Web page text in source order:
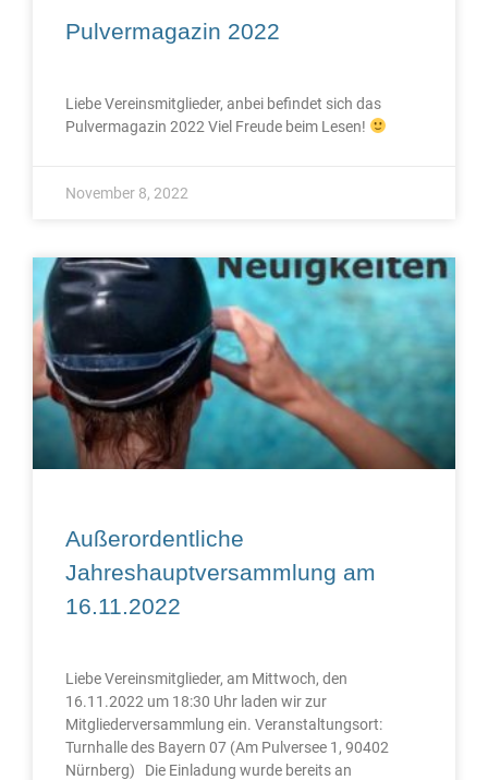
Pulvermagazin 2022
Liebe Vereinsmitglieder, anbei befindet sich das
Pulvermagazin 2022 Viel Freude beim Lesen!
November 8, 2022
Außerordentliche
Jahreshauptversammlung am
16.11.2022
Liebe Vereinsmitglieder, am Mittwoch, den
16.11.2022 um 18:30 Uhr laden wir zur
Mitgliederversammlung ein. Veranstaltungsort:
Turnhalle des Bayern 07 (Am Pulversee 1, 90402
Nürnberg) Die Einladung wurde bereits an